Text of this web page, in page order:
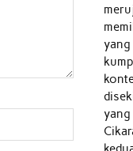
yang
yang